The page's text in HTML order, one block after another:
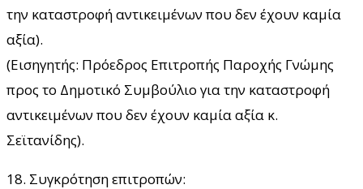
την καταστροφή αντικειμένων που δεν έχουν καμία
αξία).
(Εισηγητής: Πρόεδρος Επιτροπής Παροχής Γνώμης
προς το Δημοτικό Συμβούλιο για την καταστροφή
αντικειμένων που δεν έχουν καμία αξία κ.
Σεϊτανίδης).
18. Συγκρότηση επιτροπών: